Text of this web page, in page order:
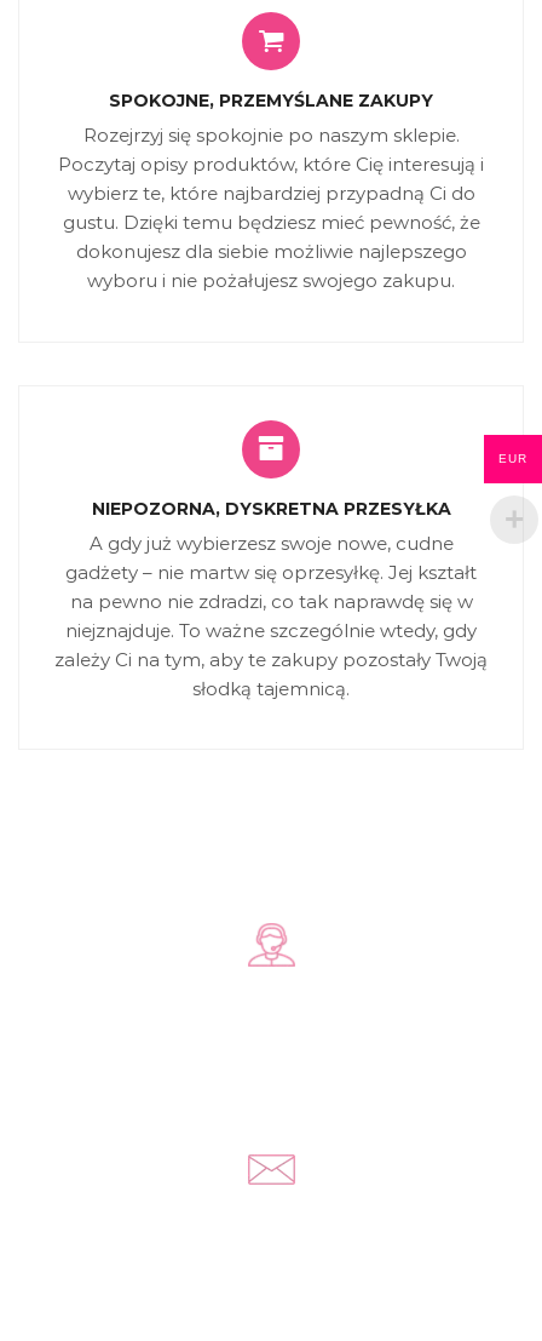
SPOKOJNE, PRZEMYŚLANE ZAKUPY
Rozejrzyj się spokojnie po naszym sklepie.
Poczytaj opisy produktów, które Cię interesują i
wybierz te, które najbardziej przypadną Ci do
gustu. Dzięki temu będziesz mieć pewność, że
dokonujesz dla siebie możliwie najlepszego
wyboru i nie pożałujesz swojego zakupu.
NIEPOZORNA, DYSKRETNA PRZESYŁKA
A gdy już wybierzesz swoje nowe, cudne
gadżety – nie martw się oprzesyłkę. Jej kształt
na pewno nie zdradzi, co tak naprawdę się w
niejznajduje. To ważne szczególnie wtedy, gdy
zależy Ci na tym, aby te zakupy pozostały Twoją
słodką tajemnicą.
EUR